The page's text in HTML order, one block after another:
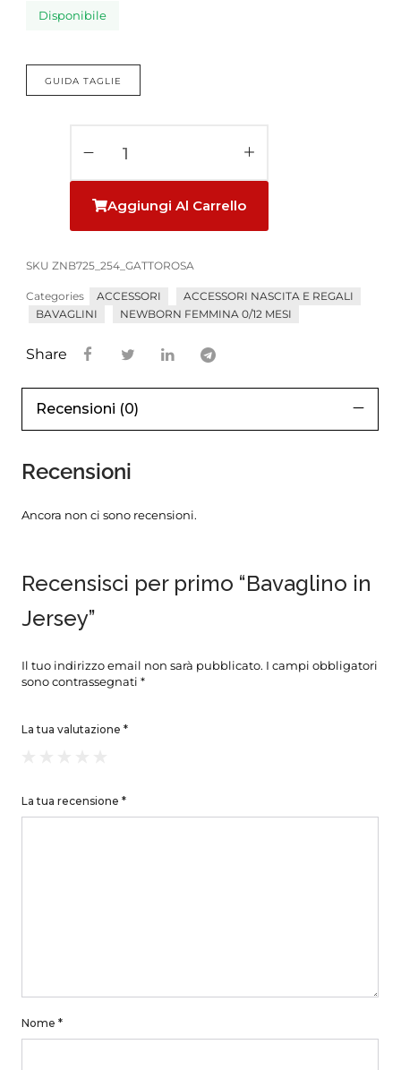
Blog
Forums
Disponibile
GUIDA TAGLIE
Aggiungi Al Carrello
SKU ZNB725_254_GATTOROSA
Categories ACCESSORI
ACCESSORI NASCITA E REGALI
BAVAGLINI
NEWBORN FEMMINA 0/12 MESI
Share
Recensioni (0)
Recensioni
Ancora non ci sono recensioni.
Recensisci per primo “Bavaglino in
Jersey”
Il tuo indirizzo email non sarà pubblicato. I campi obbligatori
sono contrassegnati *
La tua valutazione *
La tua recensione *
Nome *